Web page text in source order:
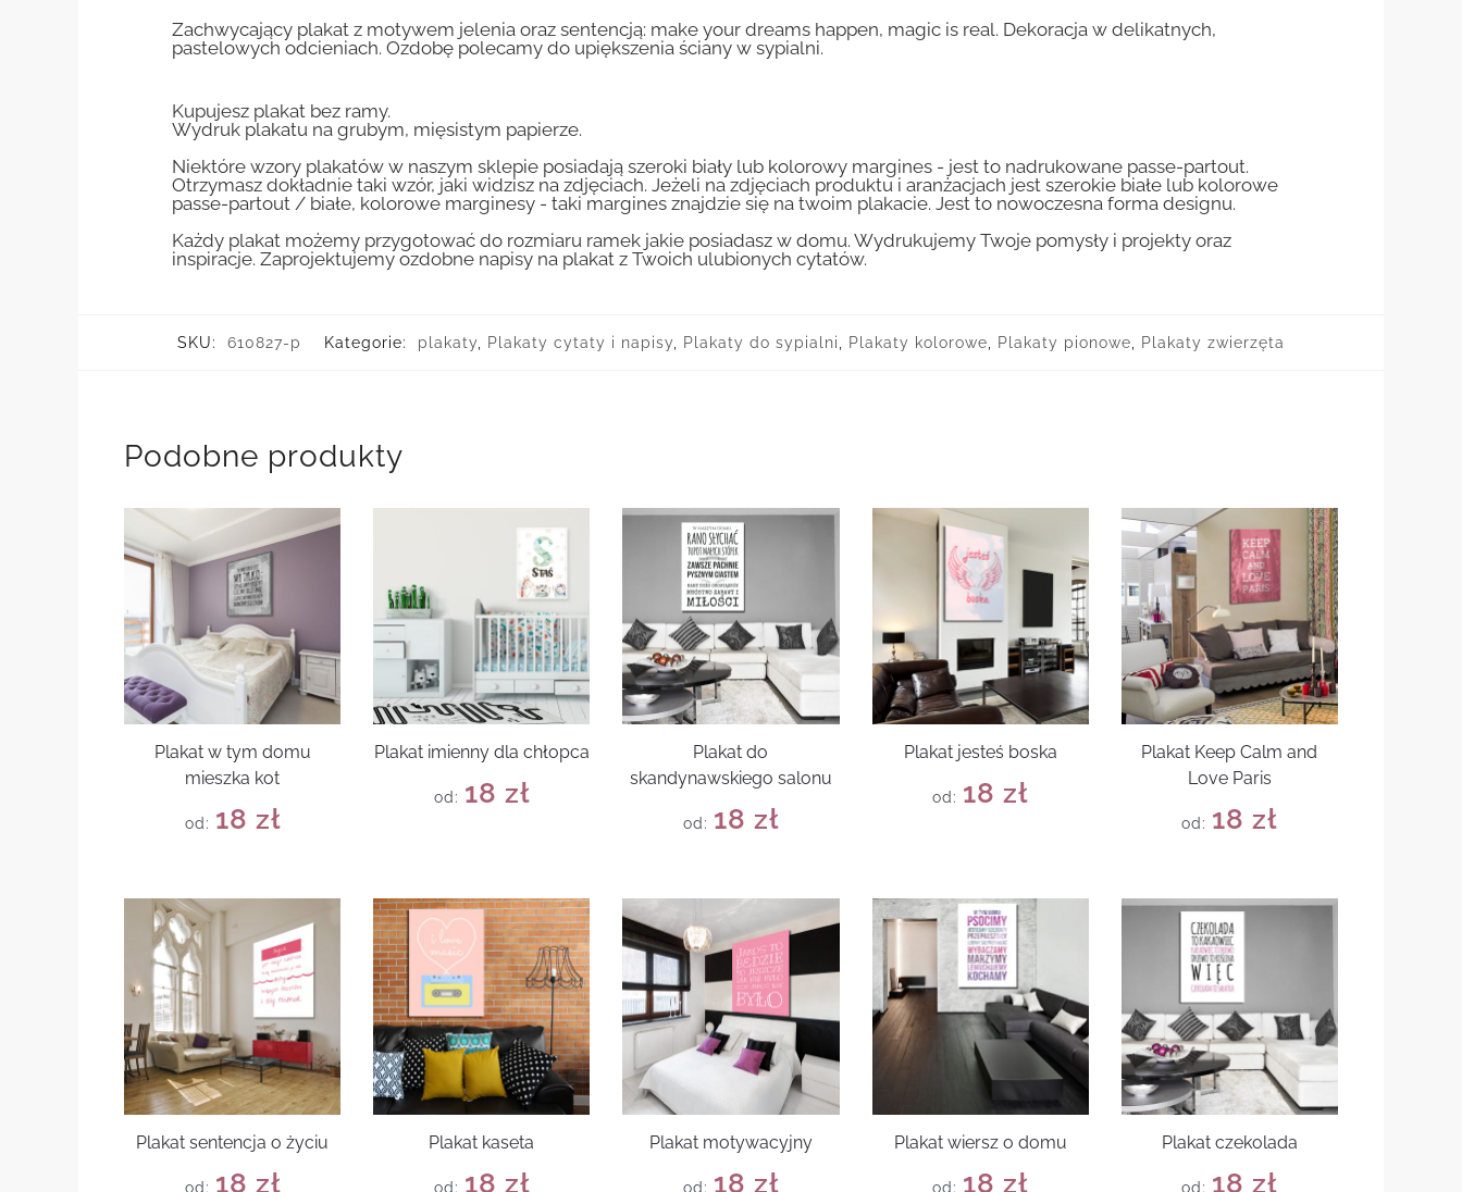
Zachwycający plakat z motywem jelenia oraz sentencją: make your dreams happen, magic is real. Dekoracja w delikatnych,
pastelowych odcieniach. Ozdobę polecamy do upiększenia ściany w sypialni.
Kupujesz plakat bez ramy.
Wydruk plakatu na grubym, mięsistym papierze.
Niektóre wzory plakatów w naszym sklepie posiadają szeroki biały lub kolorowy margines - jest to nadrukowane passe-partout.
Otrzymasz dokładnie taki wzór, jaki widzisz na zdjęciach. Jeżeli na zdjęciach produktu i aranżacjach jest szerokie białe lub kolorowe
passe-partout / białe, kolorowe marginesy - taki margines znajdzie się na twoim plakacie. Jest to nowoczesna forma designu.
Każdy plakat możemy przygotować do rozmiaru ramek jakie posiadasz w domu. Wydrukujemy Twoje pomysły i projekty oraz
inspiracje. Zaprojektujemy ozdobne napisy na plakat z Twoich ulubionych cytatów.
SKU: 610827-p Kategorie: plakaty Plakaty cytaty i napisy Plakaty do sypialni Plakaty kolorowe Plakaty pionowe Plakaty zwierzęta
Podobne produkty
Plakat w tym domu
mieszka kot
od: 18 zł
Plakat imienny dla chłopca
od: 18 zł
Plakat do
skandynawskiego salonu
od: 18 zł
Plakat jesteś boska
od: 18zł
Plakat Keep Calm and
Love Paris
od: 18zł
Plakat sentencja o życiu
od: 18 zł
Plakat kaseta
od: 18 zł
Plakat motywacyjny
od: 18 zł
Plakat wiersz o domu
od: 18zł
Plakat czekolada
od: 18zł